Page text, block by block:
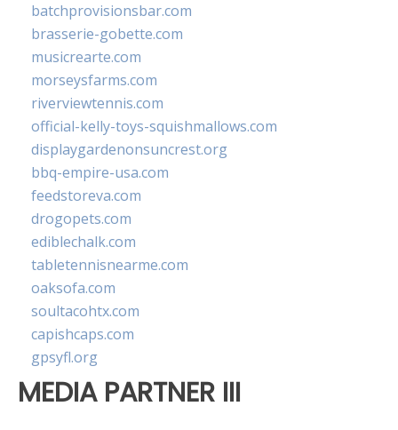
batchprovisionsbar.com
brasserie-gobette.com
musicrearte.com
morseysfarms.com
riverviewtennis.com
official-kelly-toys-squishmallows.com
displaygardenonsuncrest.org
bbq-empire-usa.com
feedstoreva.com
drogopets.com
ediblechalk.com
tabletennisnearme.com
oaksofa.com
soultacohtx.com
capishcaps.com
gpsyfl.org
MEDIA PARTNER III